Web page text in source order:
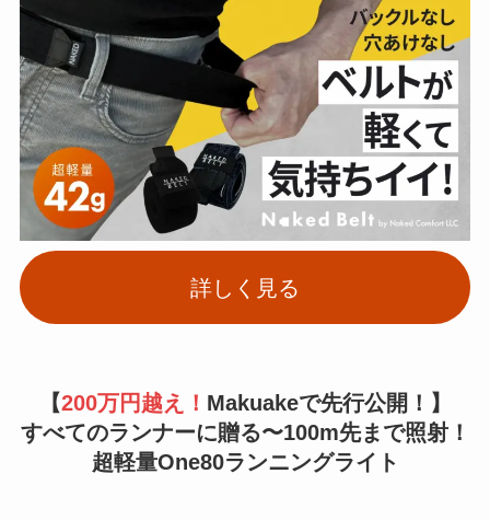
詳しく見る
【200万円越え！ Makuakeで先行公開！】
すべてのランナーに贈る〜100m先まで照射！
超軽量One80ランニングライト